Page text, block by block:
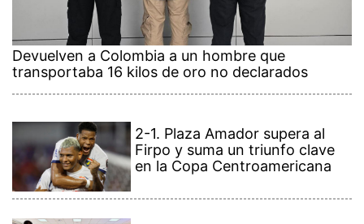
Devuelven a Colombia a un hombre que
transportaba 16 kilos de oro no declarados
2-1. Plaza Amador supera al
Firpo y suma un triunfo clave
en la Copa Centroamericana